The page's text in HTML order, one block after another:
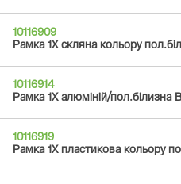
10116909
Рамка 1Х скляна кольору
10116914
Рамка 1Х алюміній/пол.білизна
10116919
Рамка 1Х пластикова кольору